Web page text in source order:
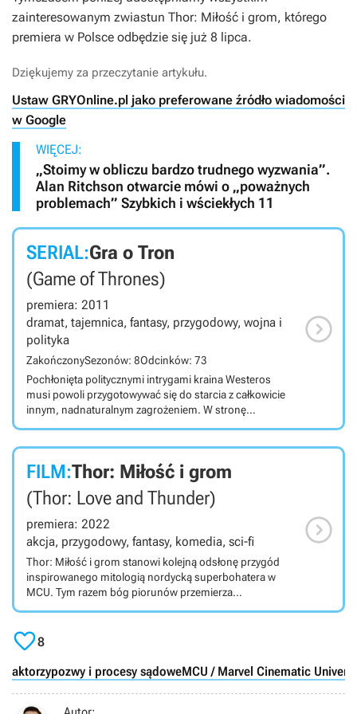
zainteresowanym zwiastun Thor: Miłość i grom, którego
premiera w Polsce odbędzie się już 8 lipca.
Dziękujemy za przeczytanie artykułu.
Ustaw GRYOnline.pl jako preferowane źródło wiadomości
w Google
WIĘCEJ:
„Stoimy w obliczu bardzo trudnego wyzwania”.
Alan Ritchson otwarcie mówi o „poważnych
problemach” Szybkich i wściekłych 11
SERIAL:Gra o Tron
(Game of Thrones)
premiera: 2011
dramat, tajemnica, fantasy, przygodowy, wojna i
polityka
ZakończonySezonów: 8Odcinków: 73
Pochłonięta politycznymi intrygami kraina Westeros
musi powoli przygotowywać się do starcia z całkowicie
innym, nadnaturalnym zagrożeniem. W stronę
fantasy w ogóle.

FILM:Thor: Miłość i grom
(Thor: Love and Thunder)
premiera: 2022
akcja, przygodowy, fantasy, komedia, sci-fi
Thor: Miłość i grom stanowi kolejną odsłonę przygód
inspirowanego mitologią nordycką superbohatera w
MCU. Tym razem bóg piorunów przemierza
wyreżyserowany przez Taikę Waititiego (Co robimy w
ukryciu, Jojo Rabbit) superbohaterski film oparty na
komiksach wydawnictwa Marvel. Stanowi on czwartą
odsłoną przygód Thora oraz 29 główną część tzw. MCU
(Marvel Cinematic Universe). Produkcja opowiada o

8
aktorzypozwy i procesy sądoweMCU / Marvel Cinematic